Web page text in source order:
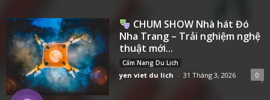
CHUM SHOW Nhà hát Đó
Nha Trang – Trải nghiệm nghệ
thuật mới...
Cẩm Nang Du Lịch
yen viet du lich - 31 Tháng 3, 2026 0